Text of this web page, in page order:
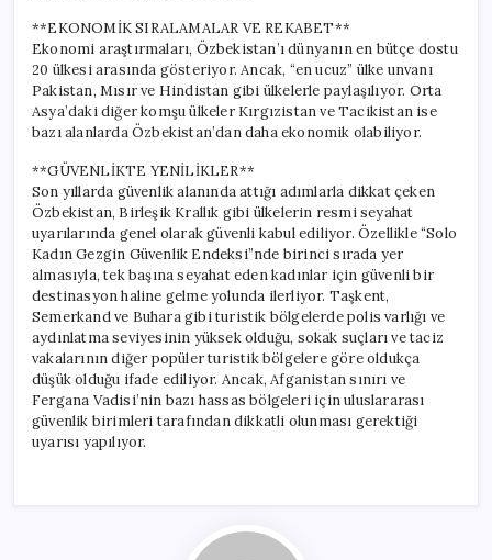
**EKONOMİK SIRALAMALAR VE REKABET**
Ekonomi araştırmaları, Özbekistan’ı dünyanın en bütçe dostu
20 ülkesi arasında gösteriyor. Ancak, “en ucuz” ülke unvanı
Pakistan, Mısır ve Hindistan gibi ülkelerle paylaşılıyor. Orta
Asya’daki diğer komşu ülkeler Kırgızistan ve Tacikistan ise
bazı alanlarda Özbekistan’dan daha ekonomik olabiliyor.
**GÜVENLİKTE YENİLİKLER**
Son yıllarda güvenlik alanında attığı adımlarla dikkat çeken
Özbekistan, Birleşik Krallık gibi ülkelerin resmi seyahat
uyarılarında genel olarak güvenli kabul ediliyor. Özellikle “Solo
Kadın Gezgin Güvenlik Endeksi”nde birinci sırada yer
almasıyla, tek başına seyahat eden kadınlar için güvenli bir
destinasyon haline gelme yolunda ilerliyor. Taşkent,
Semerkand ve Buhara gibi turistik bölgelerde polis varlığı ve
aydınlatma seviyesinin yüksek olduğu, sokak suçları ve taciz
vakalarının diğer popüler turistik bölgelere göre oldukça
düşük olduğu ifade ediliyor. Ancak, Afganistan sınırı ve
Fergana Vadisi’nin bazı hassas bölgeleri için uluslararası
güvenlik birimleri tarafından dikkatli olunması gerektiği
uyarısı yapılıyor.